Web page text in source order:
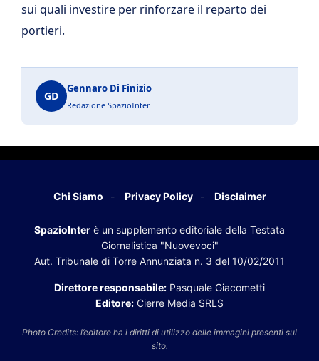
sui quali investire per rinforzare il reparto dei
portieri.
GD
Gennaro Di Finizio
Redazione SpazioInter
Chi Siamo Privacy Policy Disclaimer
SpazioInter è un supplemento editoriale della Testata
Giornalistica "Nuovevoci"
Aut. Tribunale di Torre Annunziata n. 3 del 10/02/2011
Direttore responsabile: Pasquale Giacometti
Editore: Cierre Media SRLS
Photo Credits: l’editore ha i diritti di utilizzo delle immagini presenti sul
sito.